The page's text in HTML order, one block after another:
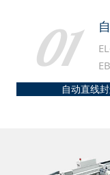
01
自动直线